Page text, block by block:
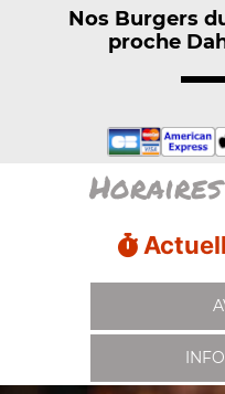
Nos Burgers
proche